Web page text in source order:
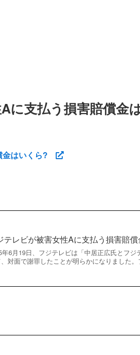
に支払う損害賠償金
金はいくら?
テレビが被害女性Aに支払う損害賠
年6月19日、フジテレビは「中居正広氏とフ
、対面で謝罪したことが明らかになりました